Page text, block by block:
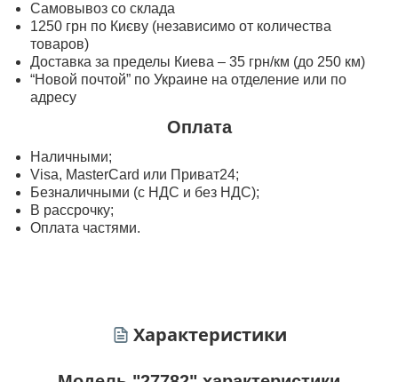
Самовывоз со склада
1250 грн по Києву (независимо от количества
товаров)
Доставка за пределы Киева – 35 грн/км (до 250 км)
“Новой почтой” по Украине на отделение или по
адресу
Оплата
Наличными;
Visa, MasterСard или Приват24;
Безналичными (с НДС и без НДС);
В рассрочку;
Оплата частями.
Характеристики